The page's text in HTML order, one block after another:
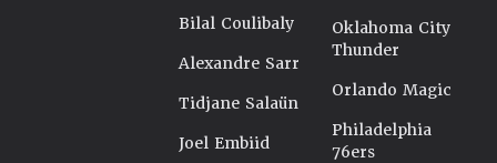
Bilal Coulibaly
Alexandre Sarr
Tidjane Salaün
Joel Embiid
Oklahoma City
Thunder
Orlando Magic
Philadelphia
76ers